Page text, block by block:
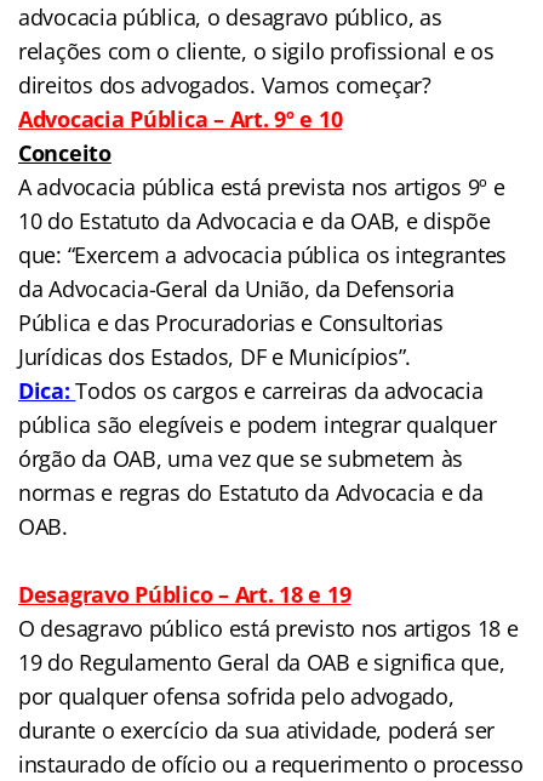
advocacia pública, o desagravo público, as
relações com o cliente, o sigilo profissional e os
direitos dos advogados. Vamos começar?
Advocacia Pública – Art. 9º e 10
Conceito
A advocacia pública está prevista nos artigos 9º e
10 do Estatuto da Advocacia e da OAB, e dispõe
que: “Exercem a advocacia pública os integrantes
da Advocacia-Geral da União, da Defensoria
Pública e das Procuradorias e Consultorias
Jurídicas dos Estados, DF e Municípios”.
Dica:Todos os cargos e carreiras da advocacia
pública são elegíveis e podem integrar qualquer
órgão da OAB, uma vez que se submetem às
normas e regras do Estatuto da Advocacia e da
OAB.
Desagravo Público – Art. 18 e 19
O desagravo público está previsto nos artigos 18 e
19 do Regulamento Geral da OAB e significa que,
por qualquer ofensa sofrida pelo advogado,
durante o exercício da sua atividade, poderá ser
instaurado de ofício ou a requerimento o processo